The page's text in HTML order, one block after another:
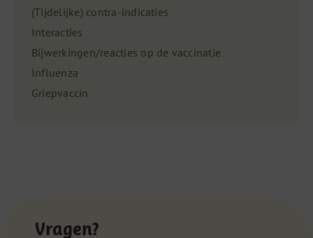
(Tijdelijke) contra-indicaties
Interacties
Bijwerkingen/reacties op de vaccinatie
Influenza
Griepvaccin
Vragen?